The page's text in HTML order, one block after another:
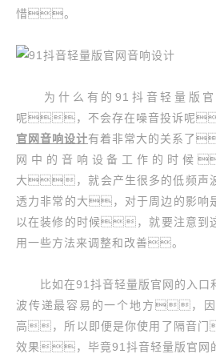
惜。
为什么有的91抖音轻量版官
呢，不会存在噪音投诉呢
官网音响设计有着非常大的关系了
网中的音响设备工作的时候
大，就会产生很多的低频声
透力非常的大，对于周边的影
以在装修的时候，就要注意
用一些方法来调整和改善。
比如在91抖音轻量版官网的入
波传递最容易的一个地方，因
高，所以即便是你使用了隔音
效果，毕竟91抖音轻量版官